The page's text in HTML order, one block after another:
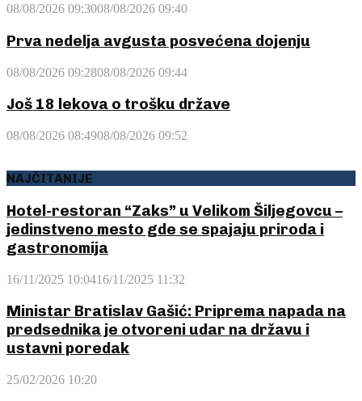
08/08/2026 09:3008/08/2026 09:40
Prva nedelja avgusta posvećena dojenju
08/08/2026 09:2808/08/2026 09:44
Još 18 lekova o trošku države
08/08/2026 08:4908/08/2026 09:52
NAJČITANIJE
Hotel-restoran “Zaks” u Velikom Šiljegovcu –
jedinstveno mesto gde se spajaju priroda i
gastronomija
16/11/2025 10:0416/11/2025 11:32
Ministar Bratislav Gašić: Priprema napada na
predsednika je otvoreni udar na državu i
ustavni poredak
25/02/2026 10:20